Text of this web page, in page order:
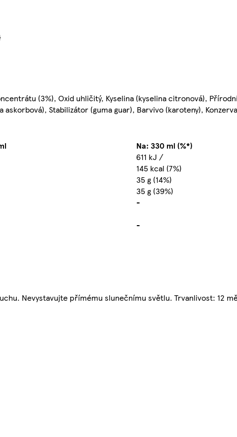
(3%), Oxid uhličitý, Kyselina (kyselina citronová),
Stabilizátor (guma guar), Barvivo (karoteny),
Na: 330 ml (%*)
611 kJ /
145 kcal (7%)
35 g (14%)
35 g (39%)
-
-
Nevystavujte přímému slunečnímu světlu. Trvanlivost: 12